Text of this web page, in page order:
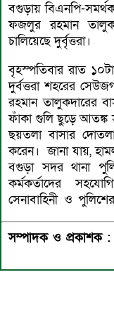
বগুড়ায় বিএনপি-
ফজলুর রহমান
চালিয়েছে দুর্বৃত্তরা।
বৃহস্পতিবার রাত
দুর্বত্তরা শহরের
রহমান তালুকদারের
ফাঁকা গুলি ছুড়ে আতঙ্ক
ছয়তলা বাসার
করেন। জানা যায়,
বগুড়া সদর থানা
কর্মকর্তাদের
সেনাবাহিনী ও
সম্পাদক ও প্রকাশক :